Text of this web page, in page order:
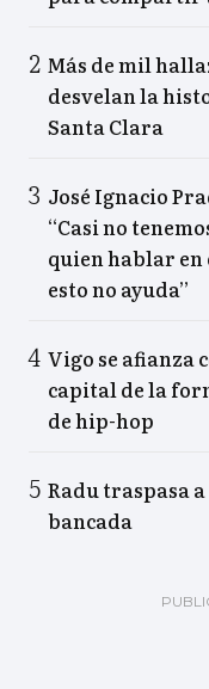
Más de mil
desvelan la
Santa Clara
José Ignacio
“Casi no
quien hablar en
esto no ayuda”
Vigo se afianza
capital de la
de hip-hop
Radu traspasa a
bancada